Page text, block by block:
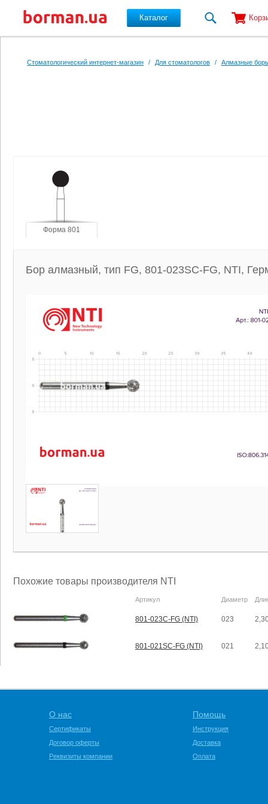
Каталог
Стоматологический интернет-магазин / Для стоматологов / Алмазные
Форма 801
Бор алмазный, тип FG, 801-023SC-FG, NTI,
Похожие товары производителя NTI
Артикул Диаметр
801-023C-FG (NTI) 023
801-021SC-FG (NTI) 021
О нас
Сертификаты
Договор оферты
Реквизиты компании
Помощь
Инструкция
Доставка
Оплата